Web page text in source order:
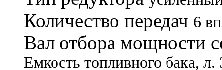
Количество передач 6
Вал отбора мощности
Емкость топливного бака, л.